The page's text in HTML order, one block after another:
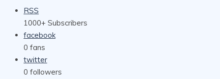
RSS
1000+ Subscribers
facebook
0 fans
twitter
0 followers